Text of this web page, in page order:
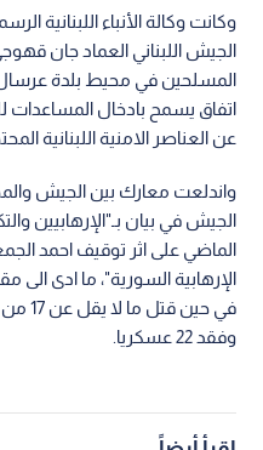
وكانت وكالة الأنباء اللبنانية
الجيش اللبناني العماد جان
المسلحين في محيط بلدة
اتفاق يسمح بادخال المساعدات
عن العناصر الامنية اللبنانية
واندلعت معارك بين الجيش
الجيش في بيان بـ"الإرهابيين
الماضي على اثر توقيف احمد
الإرهابية السورية"، ما ادى
وفقد 22 عسكريا.